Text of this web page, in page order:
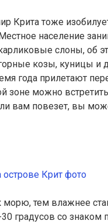
Крита тоже
население
слоны, об
козы, куницы и
года прилетают
зоне можно
вам повезет, вы
тем влажнее
градусов со